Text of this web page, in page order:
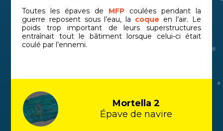
Toutes les épaves de MFP coulées pendant la
guerre reposent sous l’eau, la coque en l’air. Le
poids trop important de leurs superstructures
entraînait tout le bâtiment lorsque celui-ci était
coulé par l’ennemi.
Mortella 2
Épave de navire